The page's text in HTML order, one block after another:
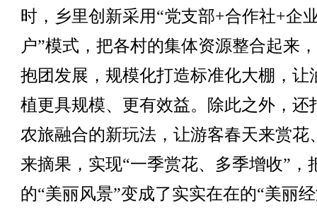
时，乡里创新采用“党支部+合作社+企
户”模式，把各村的集体资源整合起来
抱团发展，规模化打造标准化大棚，让
植更具规模、更有效益。除此之外，还
农旅融合的新玩法，让游客春天来赏花
来摘果，实现“一季赏花、多季增收”，
的“美丽风景”变成了实实在在的“美丽